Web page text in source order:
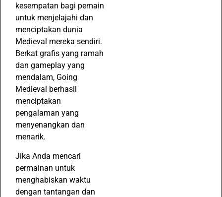
kesempatan bagi pemain
untuk menjelajahi dan
menciptakan dunia
Medieval mereka sendiri.
Berkat grafis yang ramah
dan gameplay yang
mendalam, Going
Medieval berhasil
menciptakan
pengalaman yang
menyenangkan dan
menarik.
Jika Anda mencari
permainan untuk
menghabiskan waktu
dengan tantangan dan